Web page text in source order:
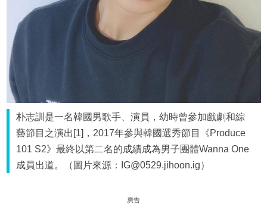
朴志訓是一名韓國男歌手、演員，幼時曾參加戲劇和綜
藝節目之演出[1]，2017年參與韓國選秀節目《Produce
101 S2》最終以第二名的成績成為男子團體Wanna One
成員出道。（圖片來源：IG@0529.jihoon.ig）
廣告